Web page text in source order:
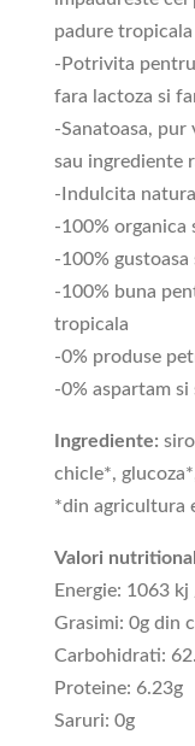
padure
-Potrivita pentru
fara lactoza si
-Sanatoasa, pur
sau ingrediente
-Indulcita natural
-100% organica
-100% gustoasa
-100% buna
tropicala
-0% produse
-0% aspartam si
Ingrediente:
chicle*,
*din agricultura
Valori
Energie: 1063 kj
Grasimi: 0g din
Carbohidrati:
Proteine: 6.23g
Saruri: 0g